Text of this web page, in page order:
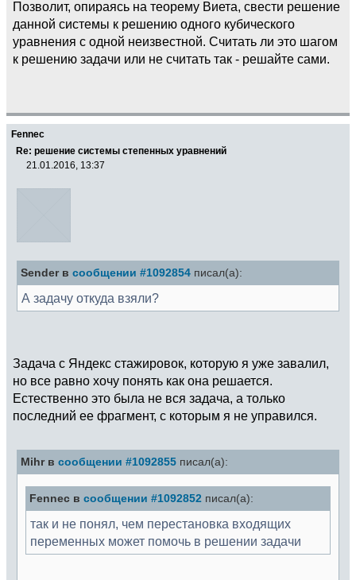
Позволит, опираясь на теорему Виета, свести решение
данной системы к решению одного кубического
уравнения с одной неизвестной. Считать ли это шагом
к решению задачи или не считать так - решайте сами.
Fennec
Re: решение системы степенных уравнений
21.01.2016, 13:37
Sender в сообщении #1092854 писал(а):
А задачу откуда взяли?
Задача с Яндекс стажировок, которую я уже завалил,
но все равно хочу понять как она решается.
Естественно это была не вся задача, а только
последний ее фрагмент, с которым я не управился.
Mihr в сообщении #1092855 писал(а):
Fennec в сообщении #1092852 писал(а):
так и не понял, чем перестановка входящих
переменных может помочь в решении задачи